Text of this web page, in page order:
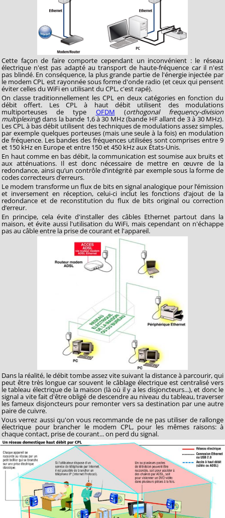
Cette façon de faire comporte cependant un inconvénient : le réseau
électrique n'est pas adapté au transport de haute-fréquence car il n'est
pas blindé. En conséquence, la plus grande partie de l'énergie injectée par
le modem CPL est rayonnée sous forme d'onde radio (et ceux qui pensent
éviter celles du WiFi en utilisant du CPL, c'est rapé).
On classe traditionnellement les CPL en deux catégories en fonction du
débit offert. Les CPL à haut débit utilisent des modulations
multiporteuses de type OFDM (orthogonal frequency-division
multiplexing) dans la bande 1,6 à 30 MHz (bande HF allant de 3 à 30 MHz).
Les CPL à bas débit utilisent des techniques de modulations assez simples,
par exemple quelques porteuses (mais une seule à la fois) en modulation
de fréquence. Les bandes des fréquences utilisées sont comprises entre 9
et 150 kHz en Europe et entre 150 et 450 kHz aux États-Unis.
En haut comme en bas débit, la communication est soumise aux bruits et
aux atténuations. Il est donc nécessaire de mettre en œuvre de la
redondance, ainsi qu’un contrôle d’intégrité par exemple sous la forme de
codes correcteurs d’erreurs.
Le modem transforme un flux de bits en signal analogique pour l’émission
et inversement en réception, celui-ci inclut les fonctions d’ajout de la
redondance et de reconstitution du flux de bits original ou correction
d’erreur.
En principe, cela évite d'installer des câbles Ethernet partout dans la
maison, et évite aussi l'utilisation du WiFi, mais cependant on n'échappe
pas au câble entre la prise de courant et l'appareil.
Dans la réalité, le débit tombe assez vite suivant la distance à parcourir, qui
peut être très longue car souvent le câblage électrique est centralisé vers
le tableau électrique de la maison (là où il y a les disjoncteurs...), et donc le
signal a vite fait d'être obligé de descendre au niveau du tableau, traverser
les fameux disjoncteurs pour remonter vers sa destination par une autre
paire de cuivre.
Vous verrez aussi qu'on vous recommande de ne pas utiliser de rallonge
électrique pour brancher le modem CPL, pour les mêmes raisons: à
chaque contact, prise de courant... on perd du signal.